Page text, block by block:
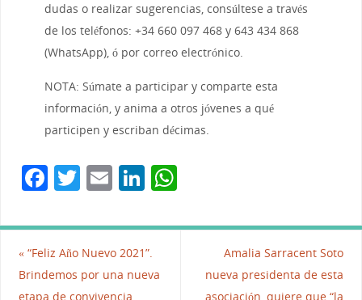
dudas o realizar sugerencias, consúltese a través
de los teléfonos: +34 660 097 468 y 643 434 868
(WhatsApp), ó por correo electrónico.
NOTA: Súmate a participar y comparte esta
información, y anima a otros jóvenes a qué
participen y escriban décimas.
F
c
e
b
T
itt
er
E
ai
l
Li
k
e
dI
W
at
«“Feliz Año Nuevo 2021”.
Brindemos por una nueva
etapa de convivencia,
Amalia Sarracent Soto
nueva presidenta de esta
asociación, quiere que “la